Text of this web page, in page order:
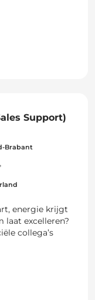
Support)
Brabant
energie krijgt
laat excelleren?
collega’s